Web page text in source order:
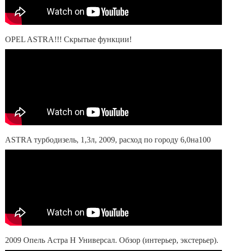
OPEL ASTRA!!! Скрытые функции!
ASTRA турбодизель, 1,3л, 2009, расход по городу 6,0на100
2009 Опель Астра H Универсал. Обзор (интерьер, экстерьер).